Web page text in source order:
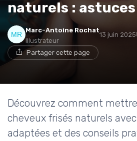
naturels :
Marc-Antoine Rochat
Illustrateur
13 juin 2025
Partager cette page
Découvrez comment
cheveux frisés naturels
adaptées et des conseils